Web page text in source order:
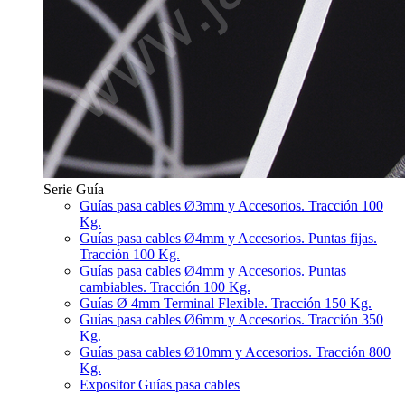
Serie Guía
Guías pasa cables Ø3mm y Accesorios. Tracción 100
Kg.
Guías pasa cables Ø4mm y Accesorios. Puntas fijas.
Tracción 100 Kg.
Guías pasa cables Ø4mm y Accesorios. Puntas
cambiables. Tracción 100 Kg.
Guías Ø 4mm Terminal Flexible. Tracción 150 Kg.
Guías pasa cables Ø6mm y Accesorios. Tracción 350
Kg.
Guías pasa cables Ø10mm y Accesorios. Tracción 800
Kg.
Expositor Guías pasa cables